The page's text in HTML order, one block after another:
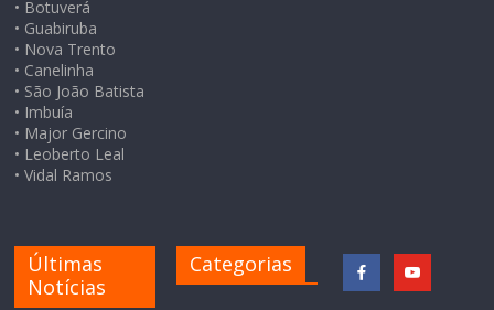
• Botuverá
• Guabiruba
• Nova Trento
• Canelinha
• São João Batista
• Imbuía
• Major Gercino
• Leoberto Leal
• Vidal Ramos
Últimas
Notícias
Categorias